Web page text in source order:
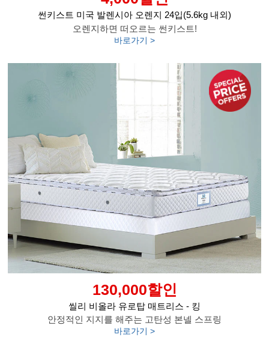
썬키스트 미국 발렌시아 오렌지 24입(5.6kg 내외)
오렌지하면 떠오르는 썬키스트!
바로가기 >
130,000할인
씰리 비올라 유로탑 매트리스 - 킹
안정적인 지지를 해주는 고탄성 본넬 스프링
바로가기 >